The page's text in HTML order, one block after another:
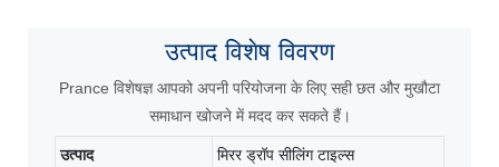
उत्पादविशेष विवरण
Prance विशेषज्ञ आपको अपनी परियोजना के लिए सही छत और मुखौटा
समाधान खोजने में मदद कर सकते हैं।
उत्पाद
मिरर ड्रॉप सीलिंग टाइल्स